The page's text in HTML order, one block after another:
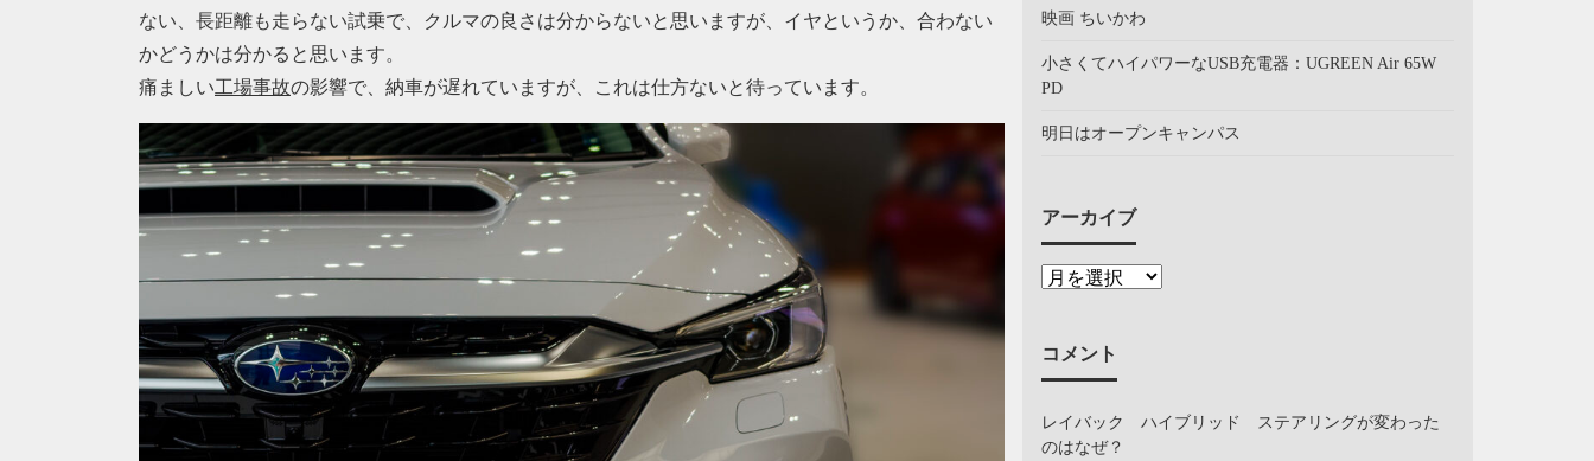
ない、長距離も走らない試乗で、クルマの良さは分からないと思いますが、イヤというか、合わない
かどうかは分かると思います。
痛ましい工場事故の影響で、納車が遅れていますが、これは仕方ないと待っています。
映画 ちいかわ
小さくてハイパワーなUSB充電器：UGREEN Air 65W
PD
明日はオープンキャンパス
アーカイブ
コメント
レイバック ハイブリッド ステアリングが変わった
のはなぜ？